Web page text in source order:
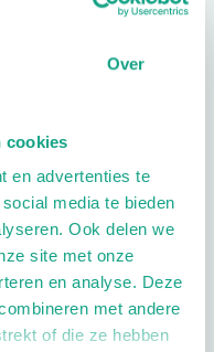
Over
cookies
en advertenties te
media te bieden
Ook delen we
site met onze
en analyse. Deze
met andere
of die ze hebben